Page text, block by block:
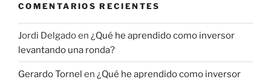
COMENTARIOS RECIENTES
Jordi Delgadoen ¿Qué he aprendido como inversor
levantando una ronda?
Gerardo Tornel en ¿Qué he aprendido como inversor